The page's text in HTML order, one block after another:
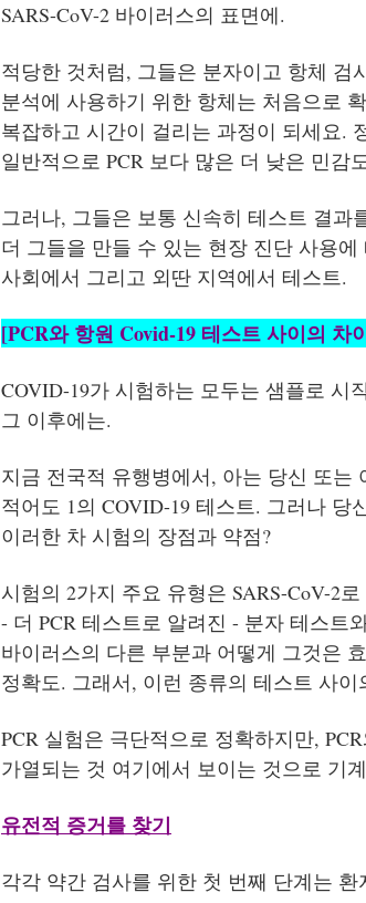
SARS-CoV-2 바이러스의 표면에.
적당한 것처럼, 그들은 분자이고 항체
분석에 사용하기 위한 항체는 처음으로
복잡하고 시간이 걸리는 과정이 되세요.
일반적으로 PCR 보다 많은 더 낮은 민감
그러나, 그들은 보통 신속히 테스트 결
더 그들을 만들 수 있는 현장 진단 사용
사회에서 그리고 외딴 지역에서 테스트.
[PCR와 항원 Covid-19 테스트 사이의 차
COVID-19가 시험하는 모두는 샘플로 시
그 이후에는.
지금 전국적 유행병에서, 아는 당신 또는
적어도 1의 COVID-19 테스트. 그러나
이러한 차 시험의 장점과 약점?
시험의 2가지 주요 유형은 SARS-CoV-2
- 더 PCR 테스트로 알려진 - 분자 테스트
바이러스의 다른 부분과 어떻게 그것은
정확도. 그래서, 이런 종류의 테스트 사이
PCR 실험은 극단적으로 정확하지만,
가열되는 것 여기에서 보이는 것으로 기
유전적 증거를 찾기
각각 약간 검사를 위한 첫 번째 단계는